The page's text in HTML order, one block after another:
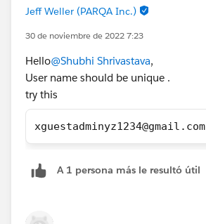
Jeff Weller (PARQA Inc.)
30 de noviembre de 2022 7:23
Hello@Shubhi Shrivastava,
User name should be unique .
try this
xguestadminyz1234@gmail.com
A 1 persona más le resultó útil